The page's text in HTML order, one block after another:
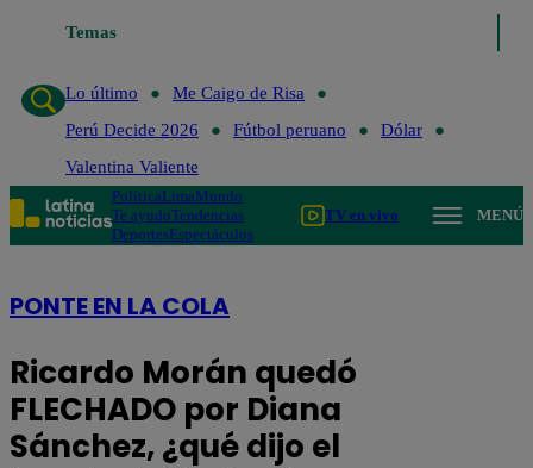
Temas
Lo último
Lo último
Me Caigo de Risa
Perú Decide 2026
Fútbol peruano
Dólar
Valentina Valiente
PolíticaLimaMundo
Te ayudoTendencias
DeportesEspectáculos
TV en vivo MENÚ
PONTE EN LA COLA
Ricardo Morán quedó
FLECHADO por Diana
Sánchez, ¿qué dijo el